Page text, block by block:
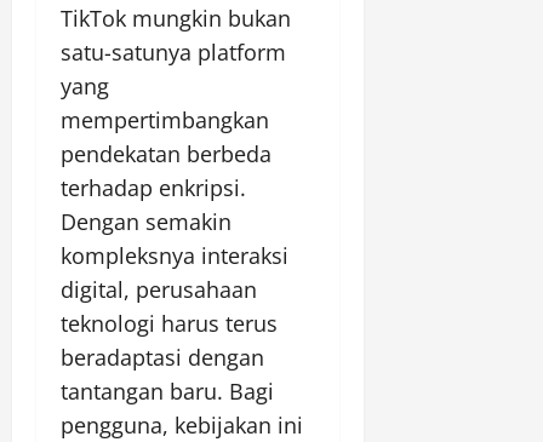
TikTok mungkin bukan
satu-satunya platform
yang
mempertimbangkan
pendekatan berbeda
terhadap enkripsi.
Dengan semakin
kompleksnya interaksi
digital, perusahaan
teknologi harus terus
beradaptasi dengan
tantangan baru. Bagi
pengguna, kebijakan ini